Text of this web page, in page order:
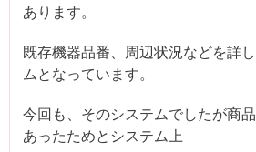
あります。
既存機器品番、周辺状況などを詳
ムとなっています。
今回も、そのシステムでしたが商
あったためとシステム上